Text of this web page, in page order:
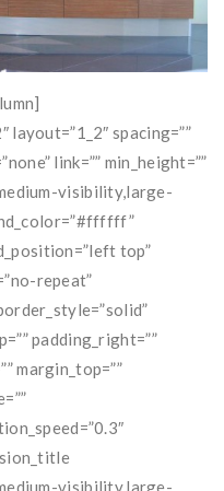
layout=”1_2″ spacing=””
link=”” min_height=””
visibility,large-
top”
repeat”
padding_right=””
margin_top=””